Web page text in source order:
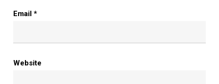
Email *
Website